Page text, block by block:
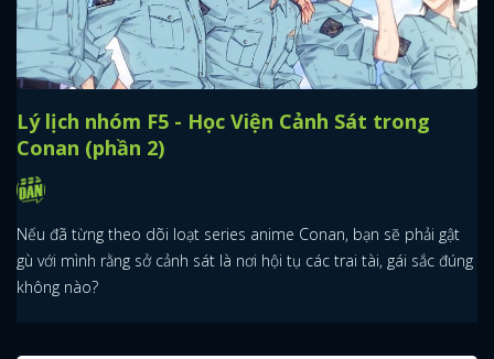
Lý lịch nhóm F5 - Học Viện Cảnh Sát trong
Conan (phần 2)
Nếu đã từng theo dõi loạt series anime Conan, bạn sẽ phải gật
gù với mình rằng sở cảnh sát là nơi hội tụ các trai tài, gái sắc đúng
không nào?